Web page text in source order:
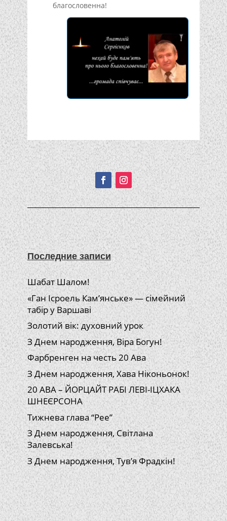
благословенна!
Подписывайтесь!
Последние записи
Шабат Шалом!
«Ган Ісроель Кам’янське» — сімейний
табір у Варшаві
Золотий вік: духовний урок
З Днем народження, Віра Богун!
Фарбренген на честь 20 Ава
З Днем народження, Хава Ніконьонок!
20 АВА – ЙОРЦАЙТ РАБІ ЛЕВІ-ІЦХАКА
ШНЕЄРСОНА
Тижнева глава “Рее”
З Днем народження, Світлана
Залевська!
З Днем народження, Тув’я Фрадкін!